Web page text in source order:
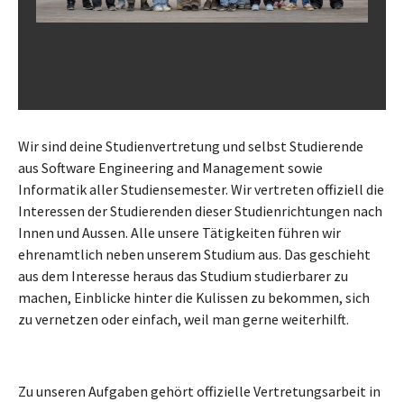
Wir sind deine Studienvertretung und selbst Studierende
aus Software Engineering and Management sowie
Informatik aller Studiensemester. Wir vertreten offiziell die
Interessen der Studierenden dieser Studienrichtungen nach
Innen und Aussen. Alle unsere Tätigkeiten führen wir
ehrenamtlich neben unserem Studium aus. Das geschieht
aus dem Interesse heraus das Studium studierbarer zu
machen, Einblicke hinter die Kulissen zu bekommen, sich
zu vernetzen oder einfach, weil man gerne weiterhilft.
Zu unseren Aufgaben gehört offizielle Vertretungsarbeit in